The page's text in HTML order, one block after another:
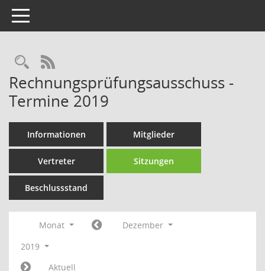
Toggle navigation
Rechercheauswahl
RSS-Feed
Rechnungsprüfungsausschuss -
Termine 2019
Informationen Mitglieder
Vertreter Sitzungen
Beschlussstand
Monat
Dezember
2019
Aktuell